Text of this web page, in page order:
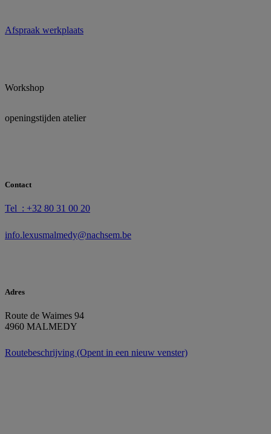
Afspraak werkplaats
Workshop
openingstijden atelier
Contact
Tel : +32 80 31 00 20
info.lexusmalmedy@nachsem.be
Adres
Route de Waimes 94
4960 MALMEDY
Routebeschrijving (Opent in een nieuw venster)